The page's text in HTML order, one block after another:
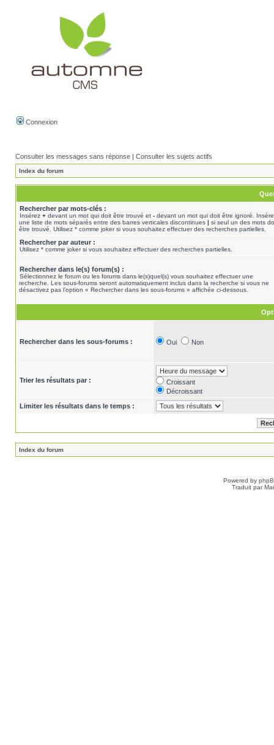
Connexion
Consulter les messages sans réponse | Consulter les sujets actifs
Index du forum
Rechercher par mots-clés :
Insérez + devant un mot qui doit être trouvé et - devant un mot qui doit être ignoré.
une liste de mots séparés entre des barres verticales discontinues | si seul un des mots
être trouvé. Utilisez * comme joker si vous souhaitez effectuer des recherches partielles.
Rechercher par auteur :
Utilisez * comme joker si vous souhaitez effectuer des recherches partielles.
Rechercher dans le(s) forum(s) :
Sélectionnez le forum ou les forums dans le(s)quel(s) vous souhaitez effectuer une
recherche. Les sous-forums seront automatiquement inclus dans la recherche si vous ne
désactivez pas l’option « Rechercher dans les sous-forums » affichée ci-dessous.
Rechercher dans les sous-forums : Oui Non
Trier les résultats par :
Croissant
Décroissant
Limiter les résultats dans le temps :
Index du forum
Powered by
Traduit par